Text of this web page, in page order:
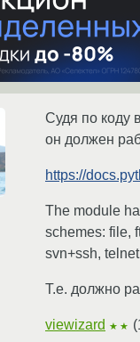
Судя по коду в
он должен
https://
The module
schemes: file,
svn+ssh,
Т.е. должно
viewizard ★★ (